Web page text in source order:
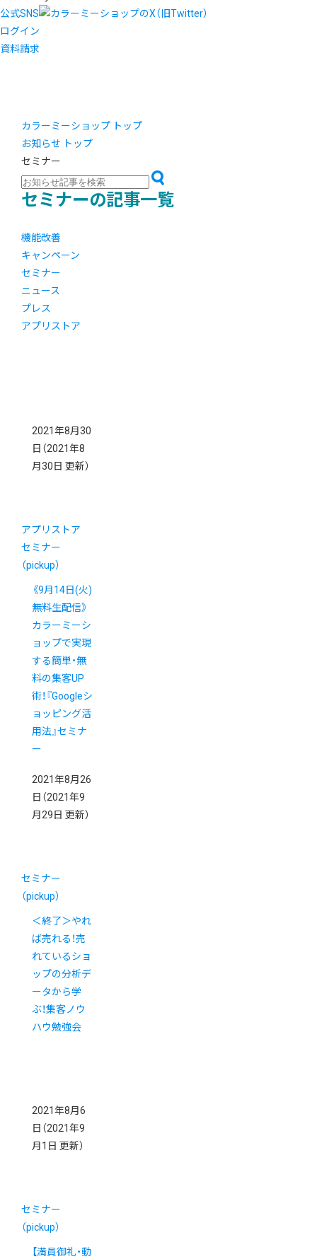
公式SNS
ログイン
資料請求
カラーミーショップ トップ
お知らせ トップ
セミナー
セミナーの記事一覧
機能改善
キャンペーン
セミナー
ニュース
プレス
アプリストア
2021年8月30
日 （2021年8
月30日 更新）
アプリストア
セミナー
（pickup）
《9月14日(火)
無料生配信》
カラーミーシ
ョップで実現
する簡単・無
料の集客UP
術！『Googleシ
ョッピング活
用法』セミナ
ー
2021年8月26
日 （2021年9
月29日 更新）
セミナー
（pickup）
＜終了＞やれ
ば売れる！売
れているショ
ップの分析デ
ータから学
ぶ！集客ノウ
ハウ勉強会
2021年8月6
日 （2021年9
月1日 更新）
セミナー
（pickup）
【満員御礼・動